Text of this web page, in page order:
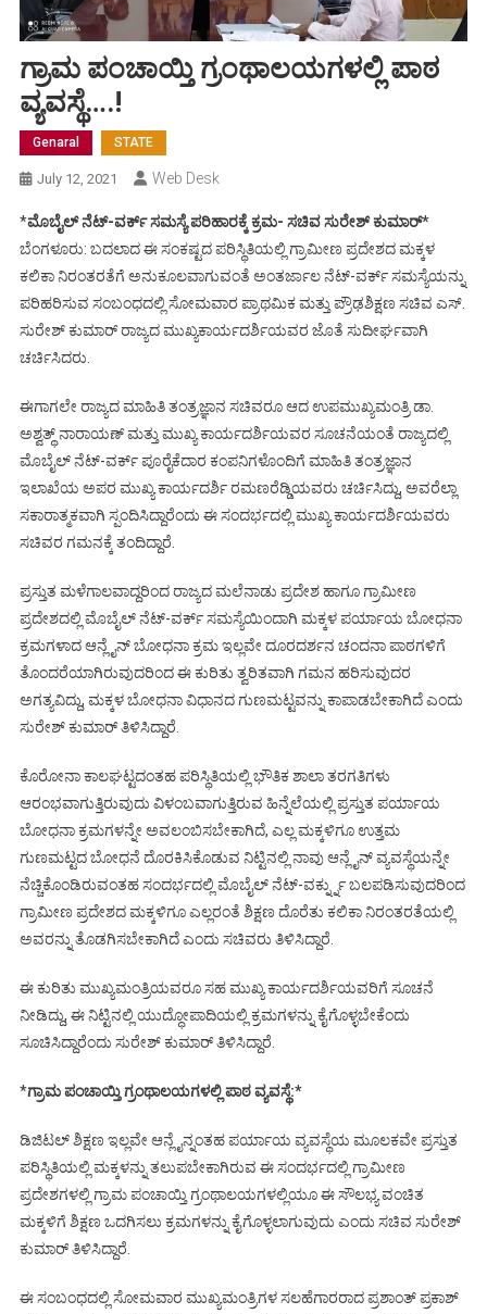
ಗ್ರಾಮ ಪಂಚಾಯ್ತಿ ಗ್ರಂಥಾಲಯಗಳಲ್ಲಿ ಪಾಠ
ವ್ಯವಸ್ಥೆ….!
Genaral STATE
July 12, 2021 Web Desk
*ಮೊಬೈಲ್ ನೆಟ್-ವರ್ಕ್ ಸಮಸ್ಯೆ ಪರಿಹಾರಕ್ಕೆ ಕ್ರಮ- ಸಚಿವ ಸುರೇಶ್ ಕುಮಾರ್*
ಬೆಂಗಳೂರು: ಬದಲಾದ ಈ ಸಂಕಷ್ಟದ ಪರಿಸ್ಥಿತಿಯಲ್ಲಿ ಗ್ರಾಮೀಣ ಪ್ರದೇಶದ ಮಕ್ಕಳ
ಕಲಿಕಾ ನಿರಂತರತೆಗೆ ಅನುಕೂಲವಾಗುವಂತೆ ಅಂತರ್ಜಾಲ ನೆಟ್-ವರ್ಕ್ ಸಮಸ್ಯೆಯನ್ನು
ಪರಿಹರಿಸುವ ಸಂಬಂಧದಲ್ಲಿ ಸೋಮವಾರ ಪ್ರಾಥಮಿಕ ಮತ್ತು ಪ್ರೌಢಶಿಕ್ಷಣ ಸಚಿವ ಎಸ್.
ಸುರೇಶ್ ಕುಮಾರ್ ರಾಜ್ಯದ ಮುಖ್ಯಕಾರ್ಯದರ್ಶಿಯವರ ಜೊತೆ ಸುದೀರ್ಘವಾಗಿ
ಚರ್ಚಿಸಿದರು.
ಈಗಾಗಲೇ ರಾಜ್ಯದ ಮಾಹಿತಿ ತಂತ್ರಜ್ಞಾನ ಸಚಿವರೂ ಆದ ಉಪಮುಖ್ಯಮಂತ್ರಿ ಡಾ.
ಅಶ್ವತ್ಥ್ ನಾರಾಯಣ್ ಮತ್ತು ಮುಖ್ಯ ಕಾರ್ಯದರ್ಶಿಯವರ ಸೂಚನೆಯಂತೆ ರಾಜ್ಯದಲ್ಲಿ
ಮೊಬೈಲ್ ನೆಟ್-ವರ್ಕ್ ಪೂರೈಕೆದಾರ ಕಂಪನಿಗಳೊಂದಿಗೆ ಮಾಹಿತಿ ತಂತ್ರಜ್ಞಾನ
ಇಲಾಖೆಯ ಅಪರ ಮುಖ್ಯ ಕಾರ್ಯದರ್ಶಿ ರಮಣರೆಡ್ಡಿಯವರು ಚರ್ಚಿಸಿದ್ದು, ಅವರೆಲ್ಲಾ
ಸಕಾರಾತ್ಮಕವಾಗಿ ಸ್ಪಂದಿಸಿದ್ದಾರೆಂದು ಈ ಸಂದರ್ಭದಲ್ಲಿ ಮುಖ್ಯ ಕಾರ್ಯದರ್ಶಿಯವರು
ಸಚಿವರ ಗಮನಕ್ಕೆ ತಂದಿದ್ದಾರೆ.
ಪ್ರಸ್ತುತ ಮಳೆಗಾಲವಾದ್ದರಿಂದ ರಾಜ್ಯದ ಮಲೆನಾಡು ಪ್ರದೇಶ ಹಾಗೂ ಗ್ರಾಮೀಣ
ಪ್ರದೇಶದಲ್ಲಿ ಮೊಬೈಲ್ ನೆಟ್-ವರ್ಕ್ ಸಮಸ್ಯೆಯಿಂದಾಗಿ ಮಕ್ಕಳ ಪರ್ಯಾಯ ಬೋಧನಾ
ಕ್ರಮಗಳಾದ ಆನ್ಲೈನ್ ಬೋಧನಾ ಕ್ರಮ ಇಲ್ಲವೇ ದೂರದರ್ಶನ ಚಂದನಾ ಪಾಠಗಳಿಗೆ
ತೊಂದರೆಯಾಗಿರುವುದರಿಂದ ಈ ಕುರಿತು ತ್ವರಿತವಾಗಿ ಗಮನ ಹರಿಸುವುದರ
ಅಗತ್ಯವಿದ್ದು, ಮಕ್ಕಳ ಬೋಧನಾ ವಿಧಾನದ ಗುಣಮಟ್ಟವನ್ನು ಕಾಪಾಡಬೇಕಾಗಿದೆ ಎಂದು
ಸುರೇಶ್ ಕುಮಾರ್ ತಿಳಿಸಿದ್ದಾರೆ.
ಕೊರೋನಾ ಕಾಲಘಟ್ಟದಂತಹ ಪರಿಸ್ಥಿತಿಯಲ್ಲಿ ಭೌತಿಕ ಶಾಲಾ ತರಗತಿಗಳು
ಆರಂಭವಾಗುತ್ತಿರುವುದು ವಿಳಂಬವಾಗುತ್ತಿರುವ ಹಿನ್ನೆಲೆಯಲ್ಲಿ ಪ್ರಸ್ತುತ ಪರ್ಯಾಯ
ಬೋಧನಾ ಕ್ರಮಗಳನ್ನೇ ಅವಲಂಬಿಸಬೇಕಾಗಿದೆ, ಎಲ್ಲ ಮಕ್ಕಳಿಗೂ ಉತ್ತಮ
ಗುಣಮಟ್ಟದ ಬೋಧನೆ ದೊರಕಿಸಿಕೊಡುವ ನಿಟ್ಟಿನಲ್ಲಿ ನಾವು ಆನ್ಲೈನ್ ವ್ಯವಸ್ಥೆಯನ್ನೇ
ನೆಚ್ಚಿಕೊಂಡಿರುವಂತಹ ಸಂದರ್ಭದಲ್ಲಿ ಮೊಬೈಲ್ ನೆಟ್-ವರ್ಕ್ನ್ನು ಬಲಪಡಿಸುವುದರಿಂದ
ಗ್ರಾಮೀಣ ಪ್ರದೇಶದ ಮಕ್ಕಳಿಗೂ ಎಲ್ಲರಂತೆ ಶಿಕ್ಷಣ ದೊರೆತು ಕಲಿಕಾ ನಿರಂತರತೆಯಲ್ಲಿ
ಅವರನ್ನು ತೊಡಗಿಸಬೇಕಾಗಿದೆ ಎಂದು ಸಚಿವರು ತಿಳಿಸಿದ್ದಾರೆ.
ಈ ಕುರಿತು ಮುಖ್ಯಮಂತ್ರಿಯವರೂ ಸಹ ಮುಖ್ಯ ಕಾರ್ಯದರ್ಶಿಯವರಿಗೆ ಸೂಚನೆ
ನೀಡಿದ್ದು, ಈ ನಿಟ್ಟಿನಲ್ಲಿ ಯುದ್ಧೋಪಾದಿಯಲ್ಲಿ ಕ್ರಮಗಳನ್ನು ಕೈಗೊಳ್ಳಬೇಕೆಂದು
ಸೂಚಿಸಿದ್ದಾರೆಂದು ಸುರೇಶ್ ಕುಮಾರ್ ತಿಳಿಸಿದ್ದಾರೆ.
*ಗ್ರಾಮ ಪಂಚಾಯ್ತಿ ಗ್ರಂಥಾಲಯಗಳಲ್ಲಿ ಪಾಠ ವ್ಯವಸ್ಥೆ:*
ಡಿಜಿಟಲ್ ಶಿಕ್ಷಣ ಇಲ್ಲವೇ ಆನ್ಲೈನ್ನಂತಹ ಪರ್ಯಾಯ ವ್ಯವಸ್ಥೆಯ ಮೂಲಕವೇ ಪ್ರಸ್ತುತ
ಪರಿಸ್ಥಿತಿಯಲ್ಲಿ ಮಕ್ಕಳನ್ನು ತಲುಪಬೇಕಾಗಿರುವ ಈ ಸಂದರ್ಭದಲ್ಲಿ ಗ್ರಾಮೀಣ
ಪ್ರದೇಶಗಳಲ್ಲಿ ಗ್ರಾಮ ಪಂಚಾಯ್ತಿ ಗ್ರಂಥಾಲಯಗಳಲ್ಲಿಯೂ ಈ ಸೌಲಭ್ಯ ವಂಚಿತ
ಮಕ್ಕಳಿಗೆ ಶಿಕ್ಷಣ ಒದಗಿಸಲು ಕ್ರಮಗಳನ್ನು ಕೈಗೊಳ್ಳಲಾಗುವುದು ಎಂದು ಸಚಿವ ಸುರೇಶ್
ಕುಮಾರ್ ತಿಳಿಸಿದ್ದಾರೆ.
ಈ ಸಂಬಂಧದಲ್ಲಿ ಸೋಮವಾರ ಮುಖ್ಯಮಂತ್ರಿಗಳ ಸಲಹೆಗಾರರಾದ ಪ್ರಶಾಂತ್ ಪ್ರಕಾಶ್